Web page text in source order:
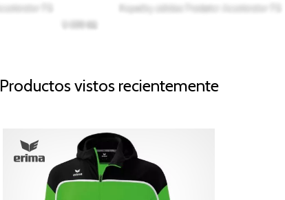
Productos vistos recientemente